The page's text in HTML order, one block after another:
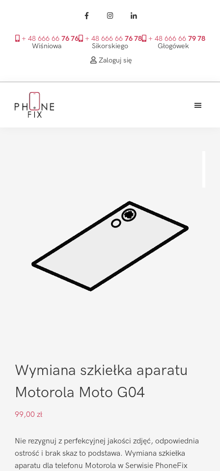
+ 48 666 66 76 76
Wiśniowa
+ 48 666 66 76 78
Sikorskiego
+ 48 666 66 79 78
Głogówek
Zaloguj się
głównego
Wymiana szkiełka aparatu
Motorola Moto G04
99,00 zł
Nie rezygnuj z perfekcyjnej jakości zdjęć, odpowiednia
ostrość i brak skaz to podstawa. Wymiana szkiełka
aparatu dla telefonu Motorola w Serwisie PhoneFix